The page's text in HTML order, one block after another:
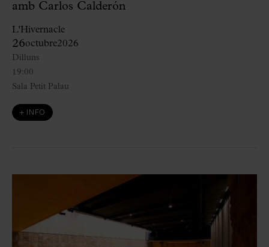
amb Carlos Calderón
L'Hivernacle
26octubre2026
19:00
Dilluns
Sala Petit Palau
+ INFO